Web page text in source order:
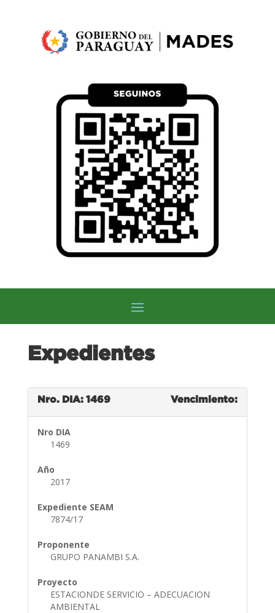
Expedientes
Nro. DIA: 1469 Vencimiento:
Nro DIA
1469
Año
2017
Expediente SEAM
7874/17
Proponente
GRUPO PANAMBI S.A.
Proyecto
ESTACIONDE SERVICIO – ADECUACION
AMBIENTAL